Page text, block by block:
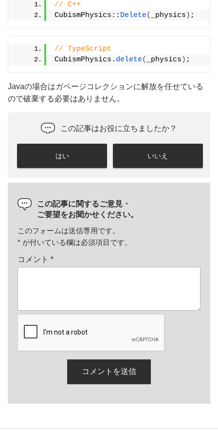
// C++
CubismPhysics:: Delete( _physics ) ;
// TypeScript
CubismPhysics. delete( _physics ) ;
Javaの場合はガベージコレクションに解放を任せている
ので破棄する必要はありません。
この記事はお役に立ちましたか？
はい いいえ
この記事に関するご意見・
ご要望をお聞かせください。
このフォームは送信専用です。
* が付いている欄は必須項目です。
コメント *